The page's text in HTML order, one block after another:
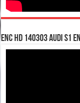
enc hd 140303 Audi S1